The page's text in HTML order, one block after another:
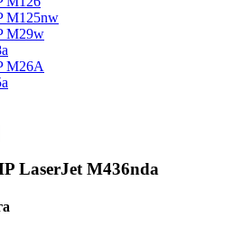
M125nw
M29w
M26A
LaserJet M436nda